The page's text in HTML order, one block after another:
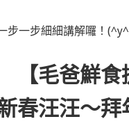
步一步細細講解囉！
【毛爸鮮食
春汪汪～拜